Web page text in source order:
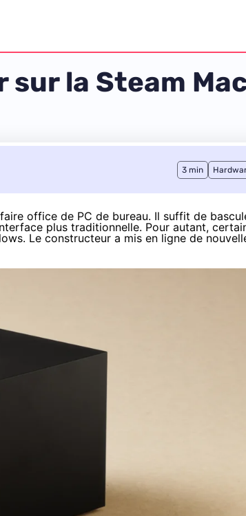
sur la Steam
3 min
office de PC de bureau. Il suffit de
plus traditionnelle. Pour autant,
Le constructeur a mis en ligne de